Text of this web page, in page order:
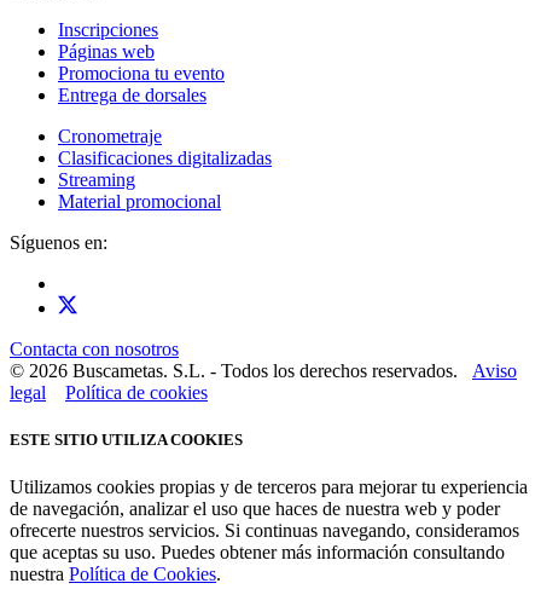
Inscripciones
Páginas web
Promociona tu evento
Entrega de dorsales
Cronometraje
Clasificaciones digitalizadas
Streaming
Material promocional
Síguenos en:
Contacta con nosotros
© 2026 Buscametas. S.L. - Todos los derechos reservados. Aviso
legal
Política de cookies
ESTE SITIO UTILIZA COOKIES
Utilizamos cookies propias y de terceros para mejorar tu experiencia
de navegación, analizar el uso que haces de nuestra web y poder
ofrecerte nuestros servicios. Si continuas navegando, consideramos
que aceptas su uso. Puedes obtener más información consultando
nuestra Política de Cookies.